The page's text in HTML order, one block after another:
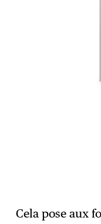
Cela pose aux